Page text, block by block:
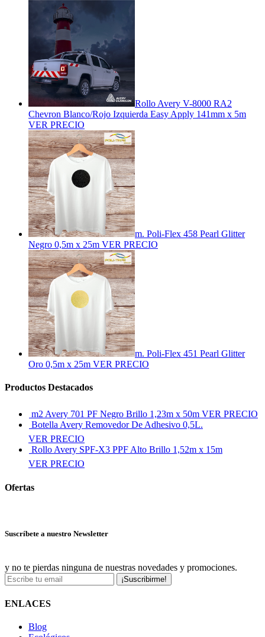
Rollo Avery V-8000 RA2
Chevron Blanco/Rojo Izquierda Easy Apply 141mm x 5m
VER PRECIO
m. Poli-Flex 458 Pearl Glitter
Negro 0,5m x 25m VER PRECIO
m. Poli-Flex 451 Pearl Glitter
Oro 0,5m x 25m VER PRECIO
Productos Destacados
m2 Avery 701 PF Negro Brillo 1,23m x 50m VER PRECIO
Botella Avery Removedor De Adhesivo 0,5L.
VER PRECIO
Rollo Avery SPF-X3 PPF Alto Brillo 1,52m x 15m
VER PRECIO
Ofertas
Suscríbete a nuestro Newsletter
y no te pierdas ninguna de nuestras novedades y promociones.
¡Suscribirme!
ENLACES
Blog